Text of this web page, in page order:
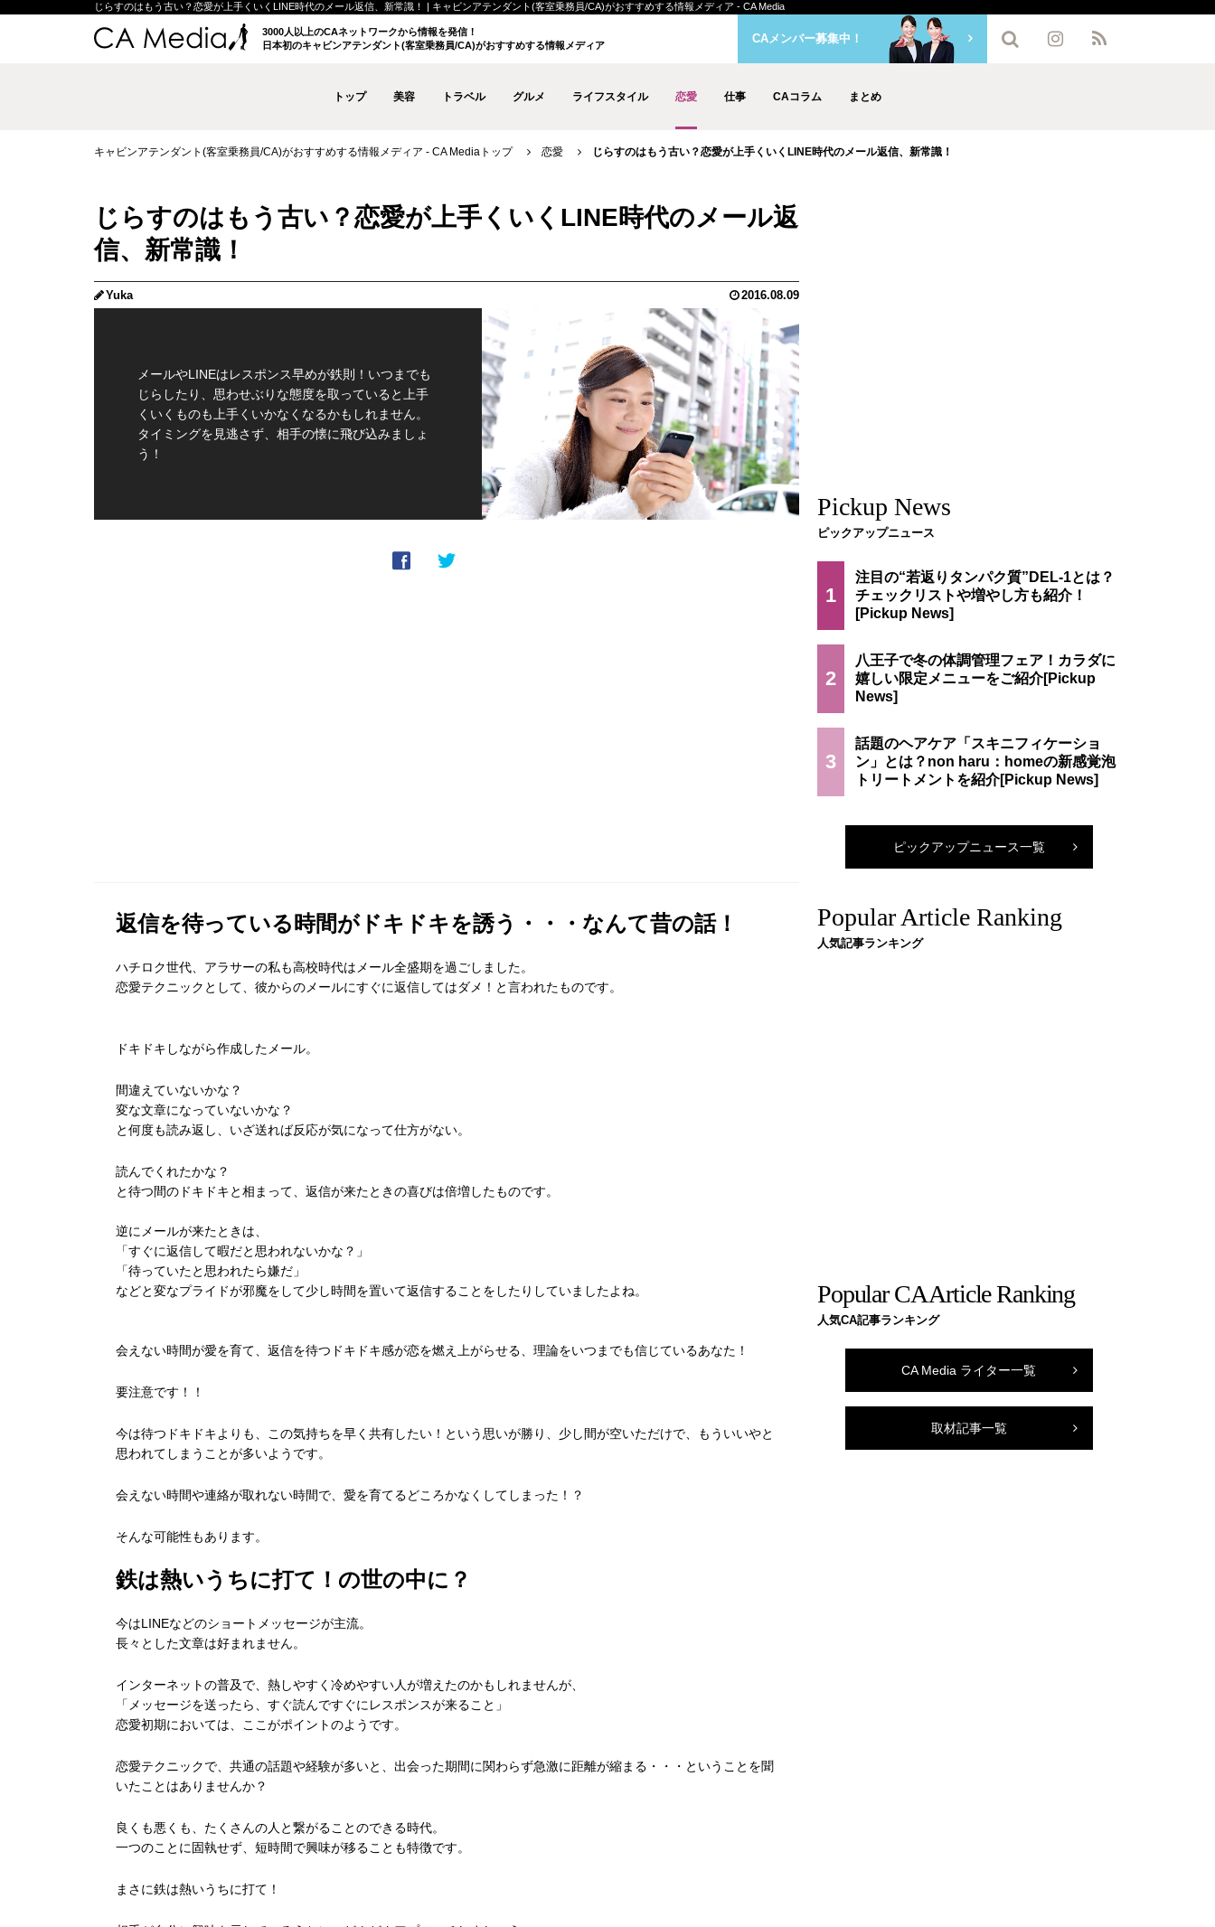
じらすのはもう古い？恋愛が上手くいくLINE時代のメール返信、新常識！ | キャビンアテンダント(客室乗務員/CA)がおすすめする情報メディア - CA Media
3000人以上のCAネットワークから情報を発信！
日本初のキャビンアテンダント(客室乗務員/CA)がおすすめする情報メディア
トップ 美容 トラベル グルメ ライフスタイル 恋愛 仕事 CAコラム まとめ
CAメンバー募集中！
キャビンアテンダント(客室乗務員/CA)がおすすめする情報メディア - CA Mediaトップ 恋愛 じらすのはもう古い？恋愛が上手くいくLINE時代のメール返信、新常識！
じらすのはもう古い？恋愛が上手くいくLINE時代のメール返
信、新常識！
Yuka 2016.08.09
メールやLINEはレスポンス早めが鉄則！いつまでも
じらしたり、思わせぶりな態度を取っていると上手
くいくものも上手くいかなくなるかもしれません。
タイミングを見逃さず、相手の懐に飛び込みましょ
う！
返信を待っている時間がドキドキを誘う・・・なんて昔の話！
ハチロク世代、 アラサーの私も高校時代はメール全盛期を過ごしました。
恋愛テクニックとして、彼からのメールにすぐに返信してはダメ！ と言われたものです。
ドキドキしながら作成したメール。
間違えていないかな？
変な文章になっていないかな？
と何度も読み返し、いざ送れば反応が気になって仕方がない。
読んでくれたかな？
と待つ間のドキドキと相まって、 返信が来たときの喜びは倍増したものです。
逆にメールが来たときは、
「すぐに返信して暇だと思われないかな？」
「待っていたと思われたら嫌だ」
などと変なプライドが邪魔をして少し時間を置いて返信することを したりしていましたよね。
会えない時間が愛を育て、 返信を待つドキドキ感が恋を燃え上がらせる、 理論をいつまでも信じているあなた！
要注意です！！
今は待つドキドキよりも、この気持ちを早く共有したい！ という思いが勝り、少し間が空いただけで、もういいやと
思われてしまうことが多いようです。
会えない時間や連絡が取れない時間で、愛を育てるどころかなくしてしまった！？
そんな可能性もあります。
鉄は熱いうちに打て！の世の中に？
今はLINEなどのショートメッセージが主流。
長々とした文章は好まれません。
インターネットの普及で、 熱しやすく冷めやすい人が増えたのかもしれませんが、
「メッセージを送ったら、すぐ読んですぐにレスポンスが来ること」
恋愛初期においては、ここがポイントのようです。
恋愛テクニックで、共通の話題や経験が多いと、 出会った期間に関わらず急激に距離が縮まる・・・ ということを聞
いたことはありませんか？
良くも悪くも、たくさんの人と繋がることのできる時代。
一つのことに固執せず、短時間で興味が移ることも特徴です。
まさに鉄は熱いうちに打て！
Pickup News
ピックアップニュース
1
注目の“若返りタンパク質”DEL-1とは？
チェックリストや増やし方も紹介！
2
八王子で冬の体調管理フェア！カラダに
嬉しい限定メニューをご紹介
3
話題のヘアケア「スキニフィケーショ
ン」とは？non haru：homeの新感覚泡
トリートメントを紹介
ピックアップニュース一覧
Popular Article Ranking
人気記事ランキング
Popular CA Article Ranking
人気CA記事ランキング
CA Media ライター一覧
取材記事一覧